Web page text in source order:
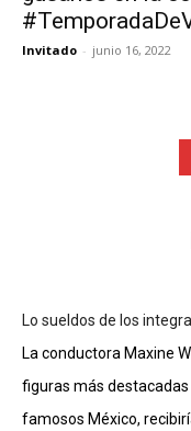
Invitado - junio 16, 2022
Lo sueldos de los
La conductora Maxine
figuras más
famosos México,